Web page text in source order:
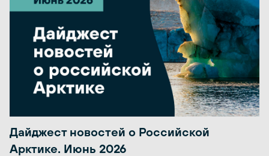
Дайджест новостей о Российской
Арктике. Июнь 2026